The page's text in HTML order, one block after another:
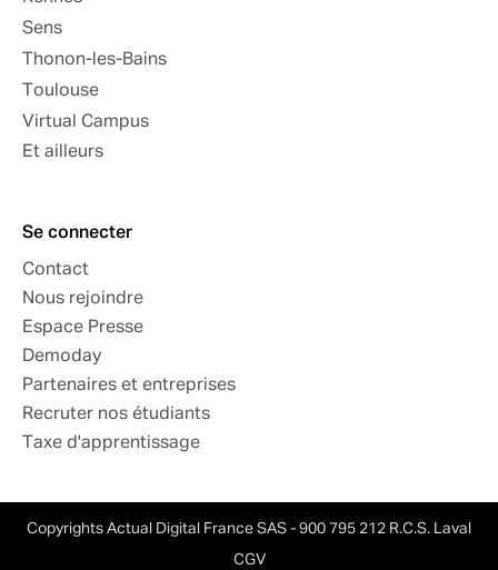
Sens
Thonon-les-Bains
Toulouse
Virtual Campus
Et ailleurs
Se connecter
Contact
Nous rejoindre
Espace Presse
Demoday
Partenaires et entreprises
Recruter nos étudiants
Taxe d'apprentissage
Copyrights Actual Digital France SAS - 900 795 212 R.C.S. Laval
CGV